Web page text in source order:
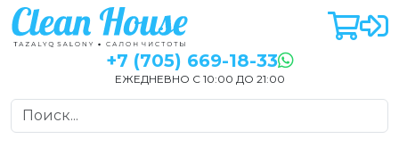
+7 (705) 669-18-33
ЕЖЕДНЕВНО С 10:00 ДО 21:00